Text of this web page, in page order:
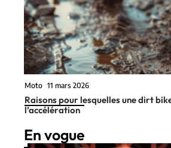
Moto 11 mars 2026
Raisons pour lesquelles une dirt
l’accélération
En vogue